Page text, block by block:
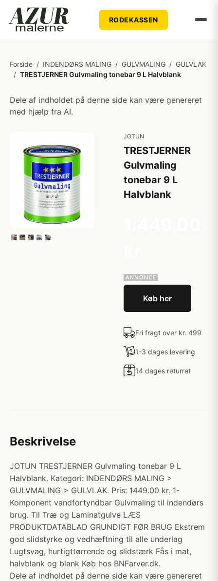
RODEKASSEN
Forside / INDENDØRS MALING / GULVMALING / GULVLAK
/ TRESTJERNER Gulvmaling tonebar 9 L Halvblank
Dele af indholdet på denne side kan være genereret
med hjælp fra AI.
JOTUN
TRESTJERNER
Gulvmaling
tonebar 9 L
Halvblank
Køb her
Fri fragt over kr. 499
1-3 dages levering
14 dages returret
Beskrivelse
JOTUN TRESTJERNER Gulvmaling tonebar 9 L
Halvblank. Kategori: INDENDØRS MALING >
GULVMALING > GULVLAK. Pris: 1449.00 kr. 1-
Komponent vandfortyndbar Gulvmaling til indendørs
brug. Til Træ og Laminatgulve LÆS
PRODUKTDATABLAD GRUNDIGT FØR BRUG Ekstrem
god slidstyrke og vedhæftning til alle underlag
Lugtsvag, hurtigttørrende og slidstærk Fås i mat,
halvblank og blank Køb hos BNFarver.dk.
Dele af indholdet på denne side kan være genereret